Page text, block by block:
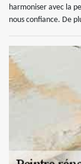
harmoniser avec la
nous confiance. De